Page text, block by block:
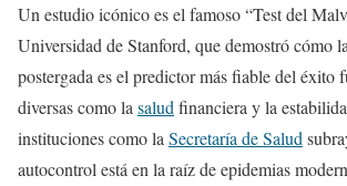
Un estudio icónico es el famoso “Test del
Universidad de Stanford, que demostró cómo
postergada es el predictor más fiable del éxito
diversas como la salud financiera y la
instituciones como la Secretaría de Salud
autocontrol está en la raíz de epidemias